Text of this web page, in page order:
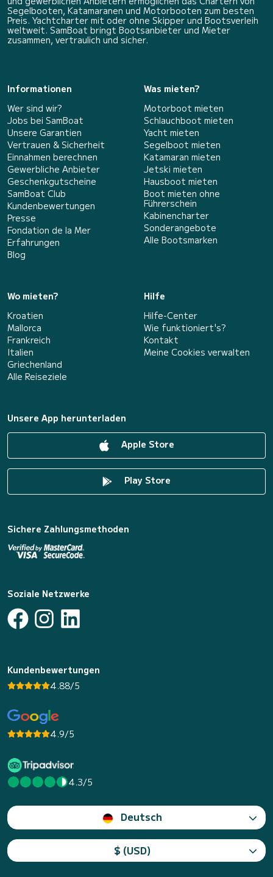
Segelbooten, Katamaranen und Motorbooten zum besten
Preis. Yachtcharter mit oder ohne Skipper und Bootsverleih
weltweit. SamBoat bringt Bootsanbieter und Mieter
zusammen, vertraulich und sicher.
Informationen
Wer sind wir?
Jobs bei SamBoat
Unsere Garantien
Vertrauen & Sicherheit
Einnahmen berechnen
Gewerbliche Anbieter
Geschenkgutscheine
SamBoat Club
Kundenbewertungen
Presse
Fondation de la Mer
Erfahrungen
Blog
Was mieten?
Motorboot mieten
Schlauchboot mieten
Yacht mieten
Segelboot mieten
Katamaran mieten
Jetski mieten
Hausboot mieten
Boot mieten ohne
Führerschein
Kabinencharter
Sonderangebote
Alle Bootsmarken
Wo mieten?
Kroatien
Mallorca
Frankreich
Italien
Griechenland
Alle Reiseziele
Hilfe
Hilfe-Center
Wie funktioniert's?
Kontakt
Meine Cookies verwalten
Unsere App herunterladen
Apple Store
Play Store
Sichere Zahlungsmethoden
Soziale Netzwerke
Kundenbewertungen
4.88/5
4.9/5
4.3/5
Deutsch
$ (USD)